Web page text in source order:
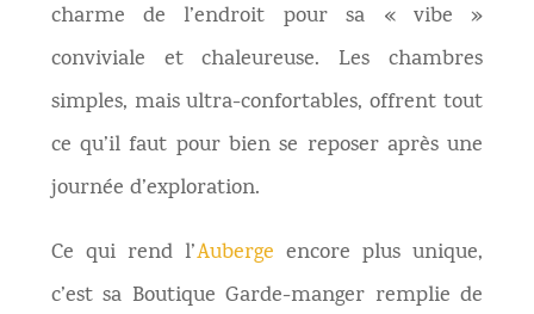
charme de l’endroit pour sa « vibe »
conviviale et chaleureuse. Les chambres
simples, mais ultra-confortables, offrent tout
ce qu’il faut pour bien se reposer après une
journée d’exploration.
Ce qui rend l’Auberge encore plus unique,
c’est sa Boutique Garde-manger remplie de